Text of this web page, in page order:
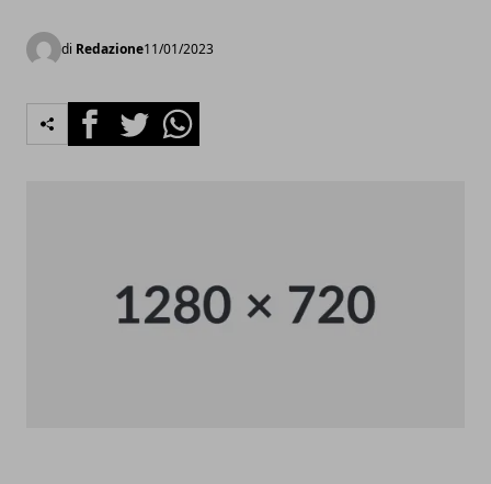
di Redazione11/01/2023
FacebookTwitterWhatsapp